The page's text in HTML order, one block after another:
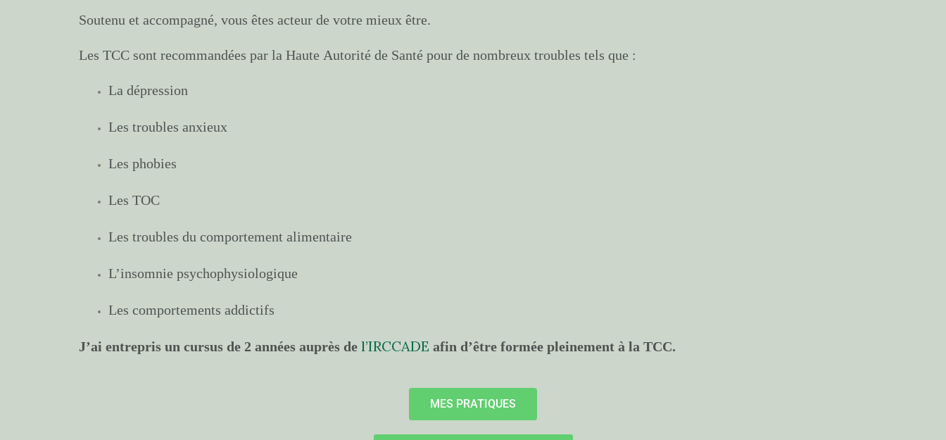
Soutenu et accompagné, vous êtes acteur de votre mieux être.
Les TCC sont recommandées par la Haute Autorité de Santé pour de nombreux troubles tels que :
La dépression
Les troubles anxieux
Les phobies
Les TOC
Les troubles du comportement alimentaire
L’insomnie psychophysiologique
Les comportements addictifs
J’ai entrepris un cursus de 2 années auprès de l’IRCCADE afin d’être formée pleinement à la TCC.
MES PRATIQUES